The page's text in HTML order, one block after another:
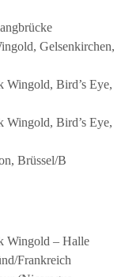
Gelsenkirchen,
Bird’s Eye,
Bird’s Eye,
Brüssel/B
Wingold – Halle
Frankreich